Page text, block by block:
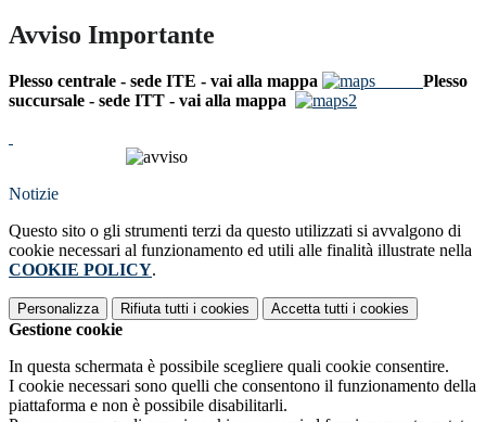
Avviso Importante
Plesso centrale - sede ITE - vai alla mappa
Plesso
succursale - sede ITT - vai alla mappa
Notizie
Questo sito o gli strumenti terzi da questo utilizzati si avvalgono di
cookie necessari al funzionamento ed utili alle finalità illustrate nella
COOKIE POLICY.
Personalizza Rifiuta tutti i cookies Accetta tutti i cookies
Gestione cookie
In questa schermata è possibile scegliere quali cookie consentire.
I cookie necessari sono quelli che consentono il funzionamento della
piattaforma e non è possibile disabilitarli.